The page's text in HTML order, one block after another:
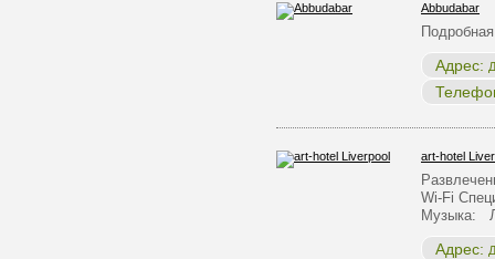
Abbudabar
Адрес:
art-hotel
Wi-Fi
Музыка:
Адрес: